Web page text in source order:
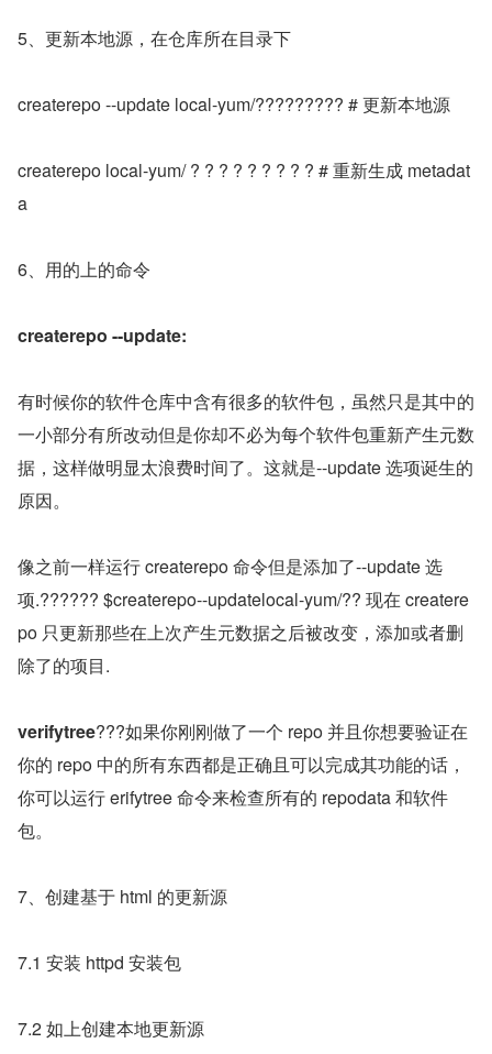
5、更新本地源，在仓库所在目录下
createrepo --update local-yum/????????? # 更新本地源
createrepo local-yum/ ? ? ? ? ? ? ? ? ? # 重新生成 metadat
a
6、用的上的命令
createrepo --update:
有时候你的软件仓库中含有很多的软件包，虽然只是其中的
一小部分有所改动但是你却不必为每个软件包重新产生元数
据，这样做明显太浪费时间了。这就是--update 选项诞生的
原因。
像之前一样运行 createrepo 命令但是添加了--update 选
项.?????? $createrepo--updatelocal-yum/?? 现在 createre
po 只更新那些在上次产生元数据之后被改变，添加或者删
除了的项目.
verifytree???如果你刚刚做了一个 repo 并且你想要验证在
你的 repo 中的所有东西都是正确且可以完成其功能的话，
你可以运行 erifytree 命令来检查所有的 repodata 和软件
包。
7、创建基于 html 的更新源
7.1 安装 httpd 安装包
7.2 如上创建本地更新源